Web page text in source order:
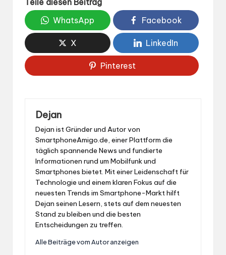
WhatsApp
Facebook
X LinkedIn
Pinterest
Dejan
Dejan ist Gründer und Autor von
SmartphoneAmigo.de, einer Plattform die
täglich spannende News und fundierte
Informationen rund um Mobilfunk und
Smartphones bietet. Mit einer Leidenschaft für
Technologie und einem klaren Fokus auf die
neuesten Trends im Smartphone-Markt hilft
Dejan seinen Lesern, stets auf dem neuesten
Stand zu bleiben und die besten
Entscheidungen zu treffen.
Alle Beiträge vom Autor anzeigen